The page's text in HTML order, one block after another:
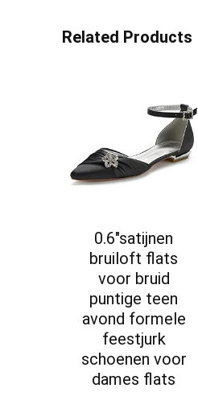
Related Products
0.6″satijnen
bruiloft flats
voor bruid
puntige teen
avond formele
feestjurk
schoenen voor
dames flats